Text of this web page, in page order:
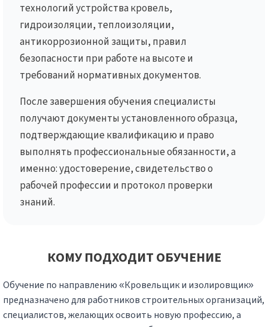
технологий устройства кровель,
гидроизоляции, теплоизоляции,
антикоррозионной защиты, правил
безопасности при работе на высоте и
требований нормативных документов.
После завершения обучения специалисты
получают документы установленного образца,
подтверждающие квалификацию и право
выполнять профессиональные обязанности, а
именно: удостоверение, свидетельство о
рабочей профессии и протокол проверки
знаний.
КОМУ ПОДХОДИТ ОБУЧЕНИЕ
Обучение по направлению «Кровельщик и изолировщик»
предназначено для работников строительных организаций,
специалистов, желающих освоить новую профессию, а